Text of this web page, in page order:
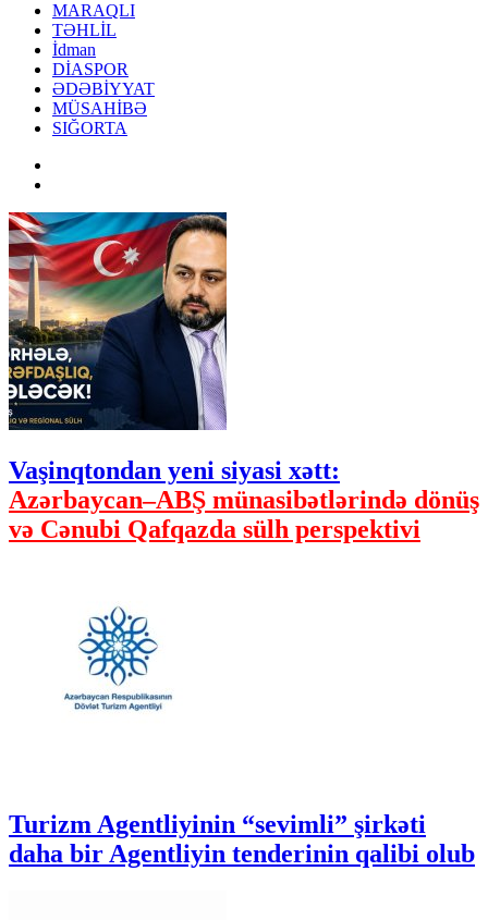
MARAQLI
TƏHLİL
İdman
DİASPOR
ƏDƏBİYYAT
MÜSAHİBƏ
SIĞORTA
Vaşinqtondan yeni siyasi xətt:
Azərbaycan–ABŞ münasibətlərində dönüş
və Cənubi Qafqazda sülh perspektivi
Turizm Agentliyinin “sevimli” şirkəti
daha bir Agentliyin tenderinin qalibi olub